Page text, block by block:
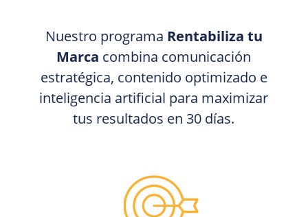
Nuestro programa Rentabiliza tu
Marca combina comunicación
estratégica, contenido optimizado e
inteligencia artificial para maximizar
tus resultados en 30 días.